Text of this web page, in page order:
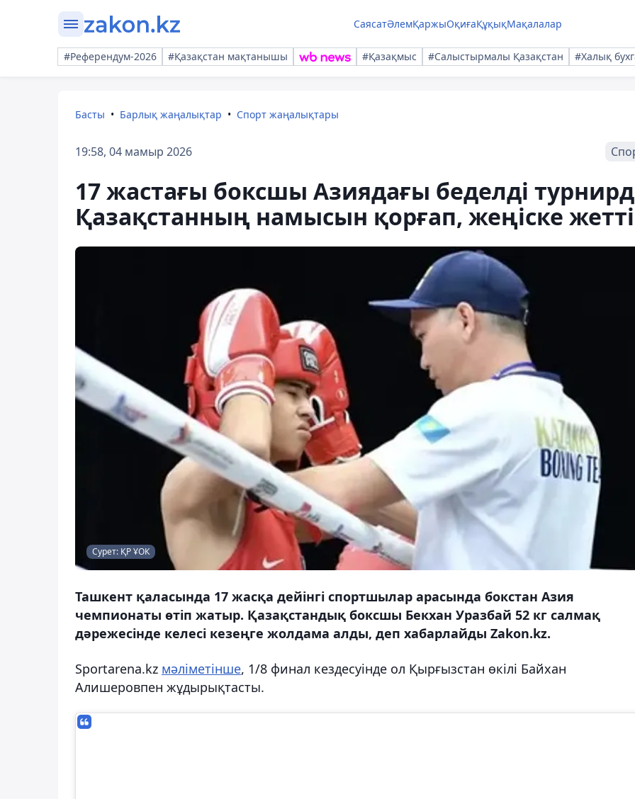
СаясатӘлемҚаржыОқиғаҚұқықМақалалар
#Референдум-2026 #Қазақстан мақтанышы #Қазақмыс #Салыстырмалы Қазақстан #Халық
Басты Барлық жаңалықтар Спорт жаңалықтары
19:58, 04 мамыр 2026
17 жастағы боксшы Азиядағы беделді
Қазақстанның намысын қорғап, жеңіске жетті
Сурет: ҚР ҰОК
Ташкент қаласында 17 жасқа дейінгі спортшылар арасында бокстан Азия
чемпионаты өтіп жатыр. Қазақстандық боксшы Бекхан Уразбай 52 кг салмақ
дәрежесінде келесі кезеңге жолдама алды, деп хабарлайды Zakon.kz.
Sportarena.kz мәліметінше, 1/8 финал кездесуінде ол Қырғызстан өкілі Байхан
Алишеровпен жұдырықтасты.